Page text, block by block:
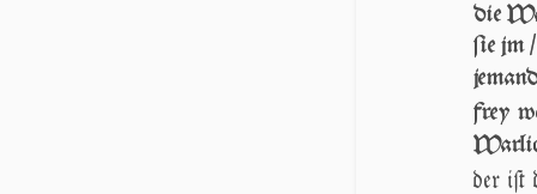
die
ſie jm
frey
der iſt